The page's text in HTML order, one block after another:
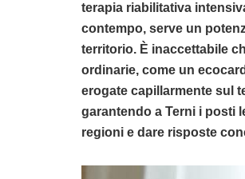
terapia riabilitativa
contempo, serve un
territorio. È inaccettabile
ordinarie, come un
erogate capillarmente sul
garantendo a Terni i posti
regioni e dare risposte